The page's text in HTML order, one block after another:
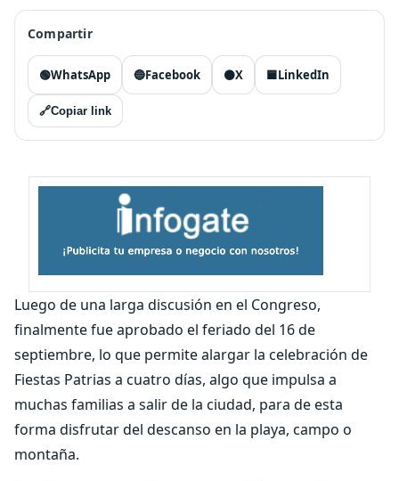
Compartir
🟢WhatsApp 🔵Facebook ⚫X 🟦LinkedIn
🔗Copiar link
Luego de una larga discusión en el Congreso,
finalmente fue aprobado el feriado del 16 de
septiembre, lo que permite alargar la celebración de
Fiestas Patrias a cuatro días, algo que impulsa a
muchas familias a salir de la ciudad, para de esta
forma disfrutar del descanso en la playa, campo o
montaña.